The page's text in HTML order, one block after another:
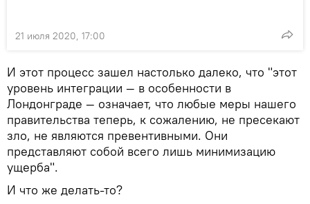
21 июля 2020, 17:00
И этот процесс зашел настолько далеко, что "этот
уровень интеграции — в особенности в
Лондонграде — означает, что любые меры нашего
правительства теперь, к сожалению, не пресекают
зло, не являются превентивными. Они
представляют собой всего лишь минимизацию
ущерба".
И что же делать-то?